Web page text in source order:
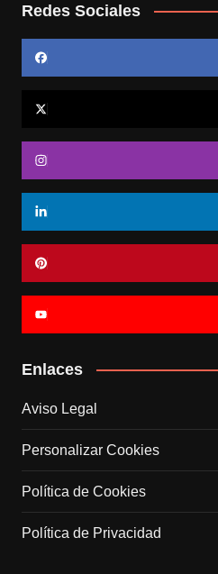
Redes Sociales
Enlaces
Aviso Legal
Personalizar Cookies
Política de Cookies
Política de Privacidad